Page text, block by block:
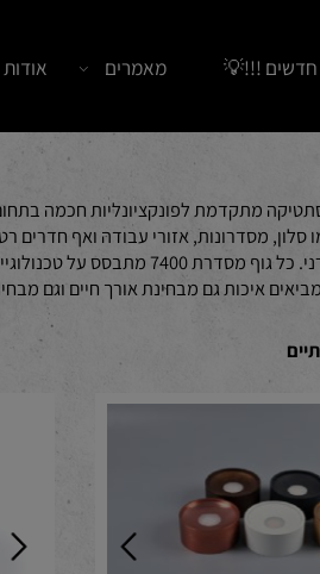
!!!💡 מאמרים אודות
מתקדמת לפונקציונליות חכמה בתחום
הצורך בגופים תלויים – פתרון מושלם לתקרות
איכות גם מבחינת אורך חיים וגם